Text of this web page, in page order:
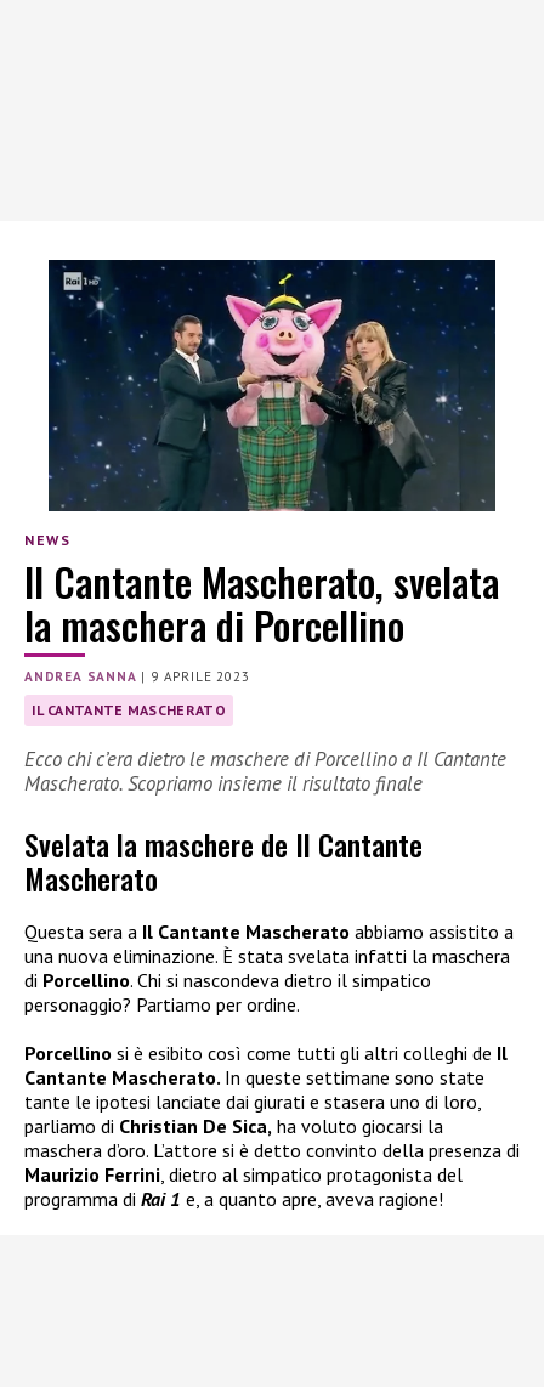
NEWS
Il Cantante Mascherato, svelata
la maschera di Porcellino
ANDREA SANNA | 9 APRILE 2023
IL CANTANTE MASCHERATO
Ecco chi c’era dietro le maschere di Porcellino a Il Cantante
Mascherato. Scopriamo insieme il risultato finale
Svelata la maschere de Il Cantante
Mascherato
Questa sera a Il Cantante Mascherato abbiamo assistito a
una nuova eliminazione. È stata svelata infatti la maschera
di Porcellino. Chi si nascondeva dietro il simpatico
personaggio? Partiamo per ordine.
Porcellino si è esibito così come tutti gli altri colleghi de Il
Cantante Mascherato. In queste settimane sono state
tante le ipotesi lanciate dai giurati e stasera uno di loro,
parliamo di Christian De Sica, ha voluto giocarsi la
maschera d’oro. L’attore si è detto convinto della presenza di
Maurizio Ferrini, dietro al simpatico protagonista del
programma di Rai 1 e, a quanto apre, aveva ragione!